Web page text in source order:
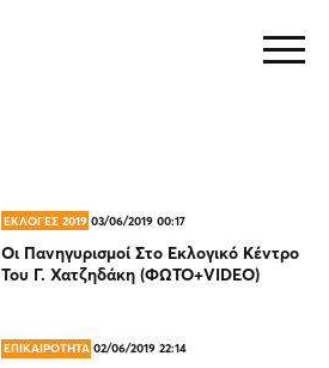
ΕΚΛΟΓΕΣ 2019 03/06/2019 00:17
Οι Πανηγυρισμοί Στο Εκλογικό Κέντρο
Του Γ. Χατζηδάκη (ΦΩΤΟ+VIDEO)
ΕΠΙΚΑΙΡΟΤΗΤΑ 02/06/2019 22:14